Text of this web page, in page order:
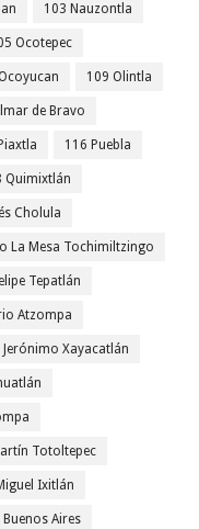
103 Nauzontla
Ocotepec
109 Olintla
de Bravo
116 Puebla
Quimixtlán
Cholula
La Mesa Tochimiltzingo
Tepatlán
Atzompa
Jerónimo Xayacatlán
Totoltepec
Ixitlán
Aires